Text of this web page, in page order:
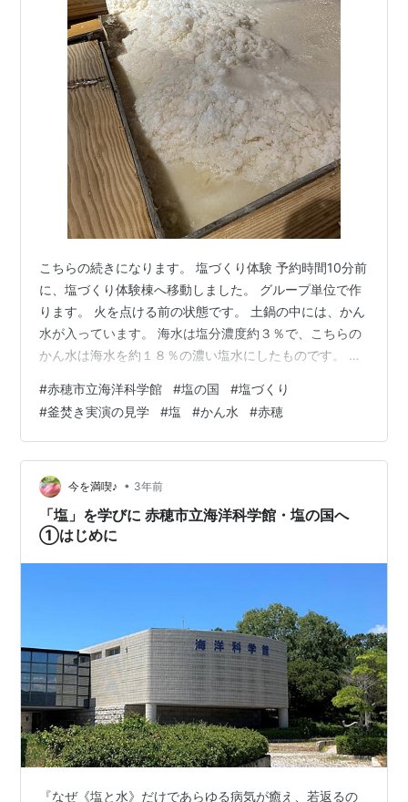
こちらの続きになります。 塩づくり体験 予約時間10分前
に、塩づくり体験棟へ移動しました。 グループ単位で作
ります。 火を点ける前の状態です。 土鍋の中には、かん
水が入っています。 海水は塩分濃度約３％で、こちらの
かん水は海水を約１８％の濃い塩水にしたものです。 か
#赤穂市立海洋科学館 #塩の国 #塩づくり
#釜焚き実演の見学 #塩 #かん水 #赤穂
今を満喫♪ • 3年前
「塩」を学びに 赤穂市立海洋科学館・塩の国へ
①はじめに
『なぜ《塩と水》だけであらゆる病気が癒え、若返るの